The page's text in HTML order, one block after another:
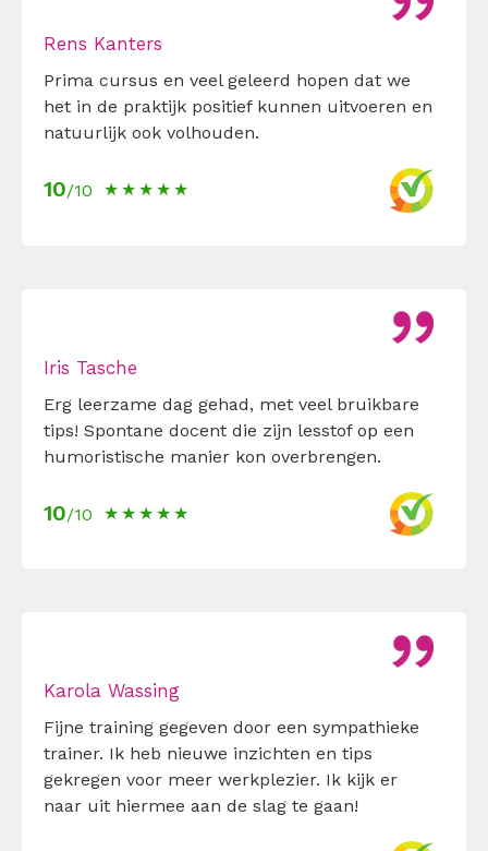
Rens Kanters
Prima cursus en veel geleerd hopen dat we
het in de praktijk positief kunnen uitvoeren en
natuurlijk ook volhouden.
10/10
Iris Tasche
Erg leerzame dag gehad, met veel bruikbare
tips! Spontane docent die zijn lesstof op een
humoristische manier kon overbrengen.
10/10
Karola Wassing
Fijne training gegeven door een sympathieke
trainer. Ik heb nieuwe inzichten en tips
gekregen voor meer werkplezier. Ik kijk er
naar uit hiermee aan de slag te gaan!